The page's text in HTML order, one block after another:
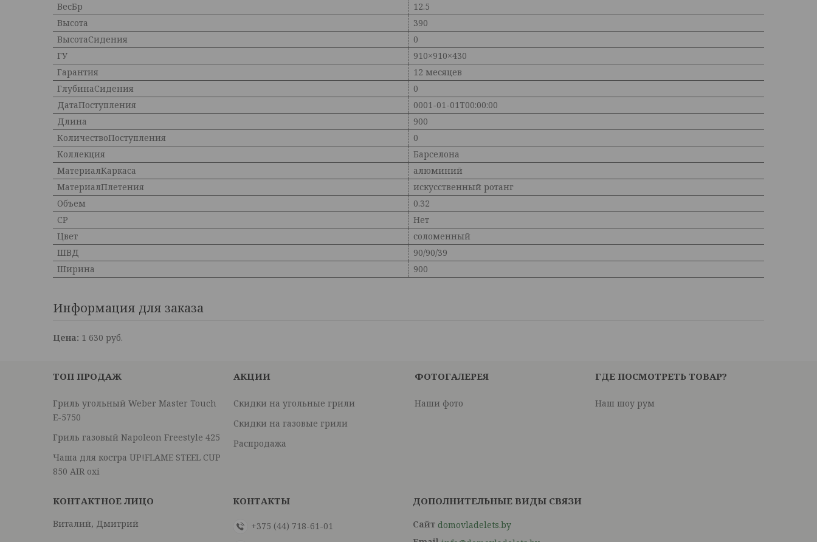
ВесБр
12.5
Высота
390
ВысотаСидения
0
ГУ
910×910×430
Гарантия
12 месяцев
ГлубинаСидения
0
ДатаПоступления
0001-01-01T00:00:00
Длина
900
КоличествоПоступления
0
Коллекция
Барселона
МатериалКаркаса
алюминий
МатериалПлетения
искусственный ротанг
Объем
0.32
СР
Нет
Цвет
соломенный
ШВД
90/90/39
Ширина
900
Информация для заказа
Цена: 1 630 руб.
ТОП ПРОДАЖ
Гриль угольный Weber Master Touch
E-5750
Гриль газовый Napoleon Freestyle 425
Чаша для костра UP!FLAME STEEL CUP
850 AIR oxi
АКЦИИ
Скидки на угольные грили
Скидки на газовые грили
Распродажа
ФОТОГАЛЕРЕЯ
Наши фото
ГДЕ ПОСМОТРЕТЬ ТОВАР?
Наш шоу рум
Виталий, Дмитрий
+375 (44) 718-61-01
domovladelets.by